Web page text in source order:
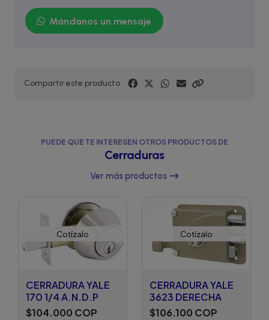
Mándanos un mensaje
Compartir este producto
PUEDE QUE TE INTERESEN OTROS PRODUCTOS DE
Cerraduras
Ver más productos
Cotízalo
CERRADURA YALE
170 1/4 A.N.D.P
$104.000 COP
Cotízalo
CERRADURA YALE
3623 DERECHA
$106.100 COP